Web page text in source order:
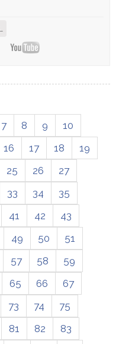
7 8 9
10
16 17 18
19
25 26
27
33 34
35
41 42
43
49 50
51
57 58
59
65 66
67
73 74
75
81 82
83